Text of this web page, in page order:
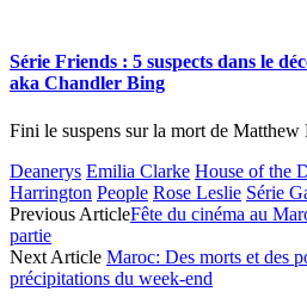
Série Friends : 5 suspects dans le
aka Chandler Bing
Fini le suspens sur la mort de Matthew
Deanerys Emilia Clarke House of the
Harrington People Rose Leslie Série
Previous ArticleFête du cinéma au
partie
Next Article Maroc: Des morts et des
précipitations du week-end